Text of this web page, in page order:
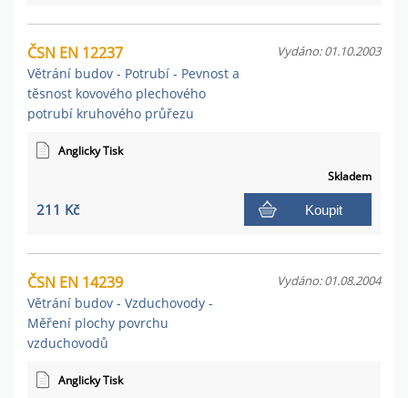
ČSN EN 12237
Větrání budov - Potrubí - Pevnost a
těsnost kovového plechového
potrubí kruhového průřezu
Vydáno: 01.10.2003
Anglicky Tisk
Skladem
211 Kč Koupit
ČSN EN 14239
Větrání budov - Vzduchovody -
Měření plochy povrchu
vzduchovodů
Vydáno: 01.08.2004
Anglicky Tisk